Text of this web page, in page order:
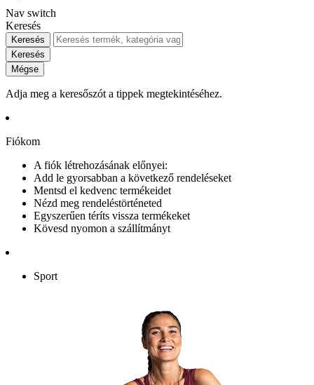
Nav switch
Keresés
Keresés
Keresés
Mégse
Adja meg a keresőszót a tippek megtekintéséhez.
Fiókom
A fiók létrehozásának előnyei:
Add le gyorsabban a következő rendeléseket
Mentsd el kedvenc termékeidet
Nézd meg rendeléstörténeted
Egyszerűen téríts vissza termékeket
Kövesd nyomon a szállítmányt
Sport